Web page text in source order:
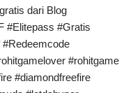
dari Blog
#Elitepass #Gratis
#rohitgame
#diamondfreefire